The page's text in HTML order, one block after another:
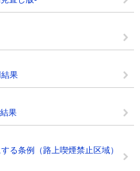
果
果
る条例（路上喫煙禁止区域）